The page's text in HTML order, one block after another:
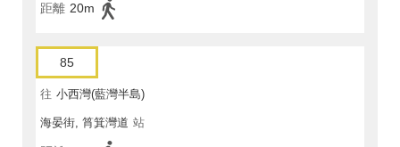
距離 20m
85
往 小西灣(藍灣半島)
海晏街, 筲箕灣道 站